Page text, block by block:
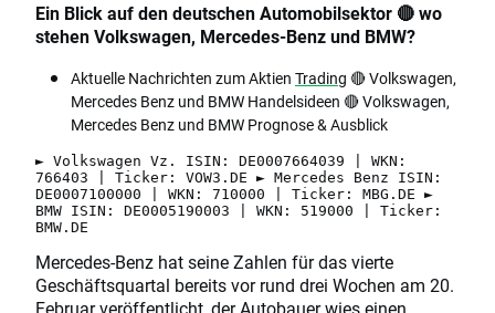
Ein Blick auf den deutschen Automobilsektor 🔴 wo
stehen Volkswagen, Mercedes-Benz und BMW?
Aktuelle Nachrichten zum Aktien Trading 🔴 Volkswagen,
Mercedes Benz und BMW Handelsideen 🔴 Volkswagen,
Mercedes Benz und BMW Prognose & Ausblick
► Volkswagen Vz. ISIN: DE0007664039 | WKN:
766403 | Ticker: VOW3.DE ► Mercedes Benz ISIN:
DE0007100000 | WKN: 710000 | Ticker: MBG.DE ►
BMW ISIN: DE0005190003 | WKN: 519000 | Ticker:
BMW.DE
Mercedes-Benz hat seine Zahlen für das vierte
Geschäftsquartal bereits vor rund drei Wochen am 20.
Februar veröffentlicht, der Autobauer wies einen